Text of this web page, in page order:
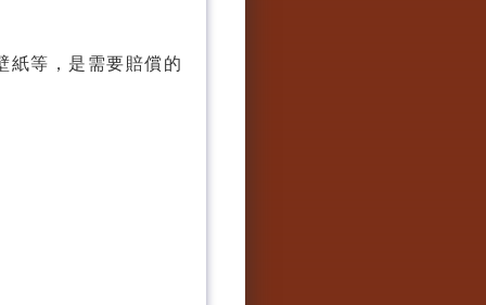
等，是需要賠償的